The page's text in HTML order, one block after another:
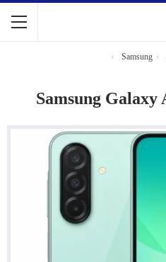
Samsung